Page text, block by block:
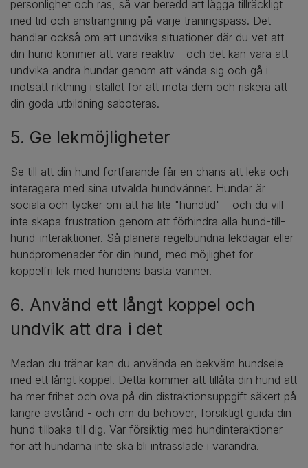
personlighet och ras, så var beredd att lägga tillräckligt
med tid och ansträngning på varje träningspass. Det
handlar också om att undvika situationer där du vet att
din hund kommer att vara reaktiv - och det kan vara att
undvika andra hundar genom att vända sig och gå i
motsatt riktning i stället för att möta dem och riskera att
din goda utbildning saboteras.
5. Ge lekmöjligheter
Se till att din hund fortfarande får en chans att leka och
interagera med sina utvalda hundvänner. Hundar är
sociala och tycker om att ha lite "hundtid" - och du vill
inte skapa frustration genom att förhindra alla hund-till-
hund-interaktioner. Så planera regelbundna lekdagar eller
hundpromenader för din hund, med möjlighet för
koppelfri lek med hundens bästa vänner.
6. Använd ett långt koppel och
undvik att dra i det
Medan du tränar kan du använda en bekväm hundsele
med ett långt koppel. Detta kommer att tillåta din hund att
ha mer frihet och öva på din distraktionsuppgift säkert på
längre avstånd - och om du behöver, försiktigt guida din
hund tillbaka till dig. Var försiktig med hundinteraktioner
för att hundarna inte ska bli intrasslade i varandra.